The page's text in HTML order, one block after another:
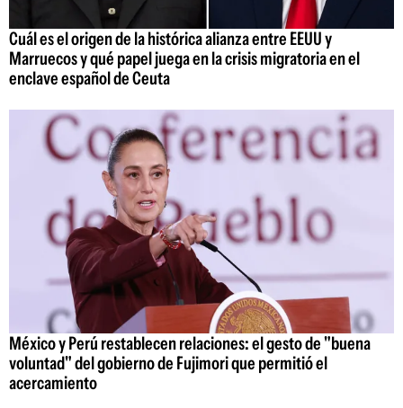
Cuál es el origen de la histórica alianza entre EEUU y
Marruecos y qué papel juega en la crisis migratoria en el
enclave español de Ceuta
México y Perú restablecen relaciones: el gesto de "buena
voluntad" del gobierno de Fujimori que permitió el
acercamiento